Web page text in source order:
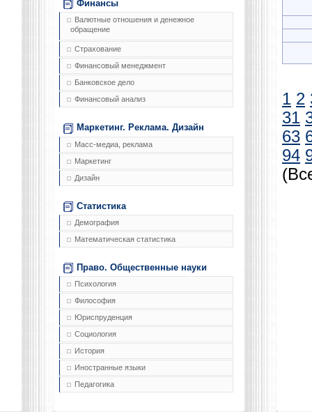
Финансы
Валютные отношения и денежное
обращение
Страхование
Финансовый менеджмент
Банковское дело
Финансовый анализ
Маркетинг. Реклама. Дизайн
Масс-медиа, реклама
Маркетинг
Дизайн
Статистика
Демография
Математическая статистика
Право. Общественные науки
Психология
Философия
Юриспруденция
Социология
История
Иностранные языки
Педагогика
1 2
31
63
94